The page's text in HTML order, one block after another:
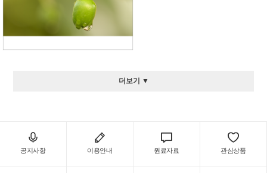
더보기 ▼
공지사항 이용안내 원료자료 관심상품